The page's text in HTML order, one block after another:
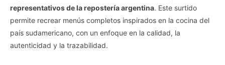
representativos de la repostería argentina. Este surtido
permite recrear menús completos inspirados en la cocina del
país sudamericano, con un enfoque en la calidad, la
autenticidad y la trazabilidad.